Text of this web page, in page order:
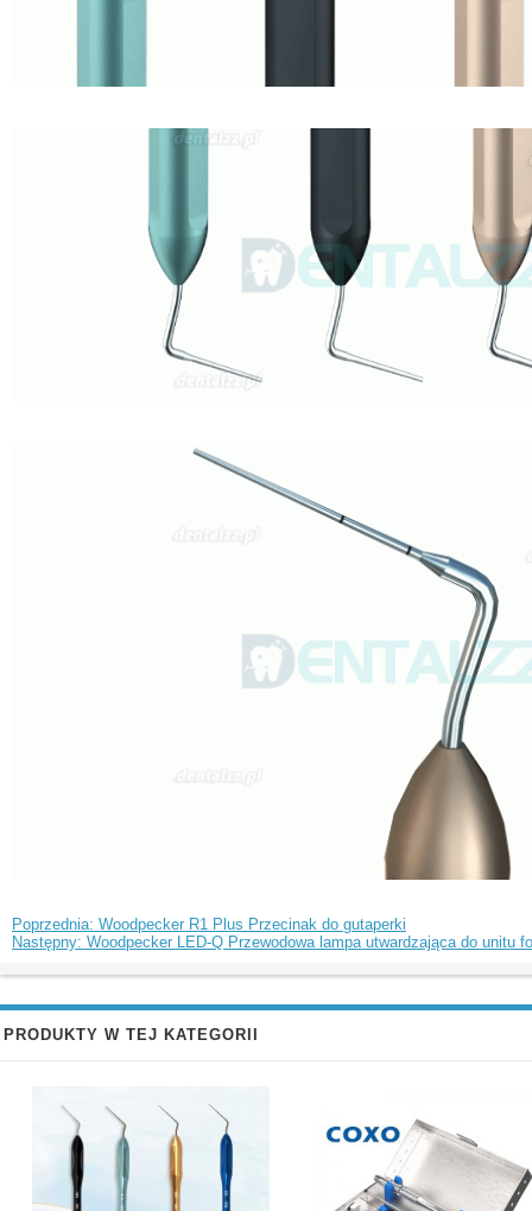
Poprzednia: Woodpecker R1 Plus Przecinak do gutaperki
Następny: Woodpecker LED-Q Przewodowa lampa utwardzająca do unitu
PRODUKTY W TEJ KATEGORII